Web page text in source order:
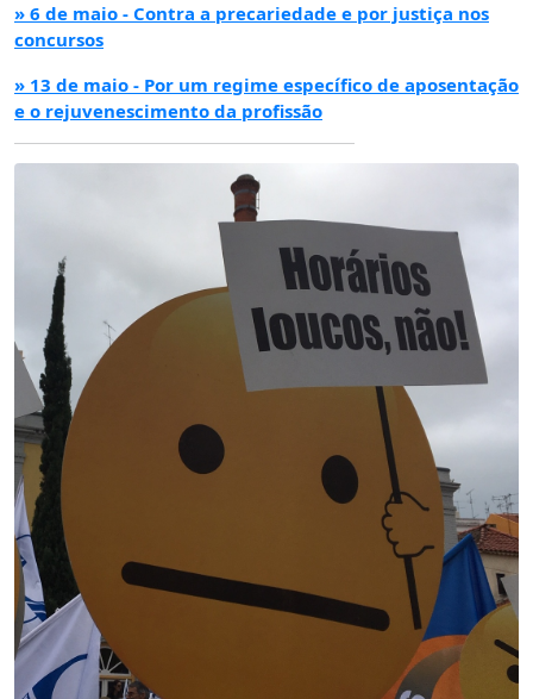
» 6 de maio - Contra a precariedade e por justiça nos
concursos
» 13 de maio - Por um regime específico de aposentação
e o rejuvenescimento da profissão